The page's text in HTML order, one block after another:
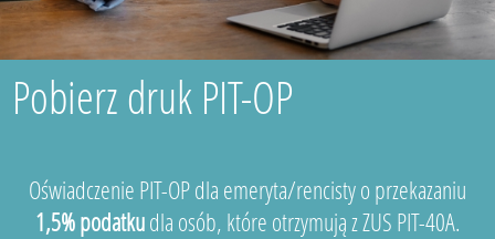
Pobierz druk PIT-OP
Oświadczenie PIT-OP dla emeryta/rencisty o przekazaniu
1,5% podatkudla osób, które otrzymują z ZUS PIT-40A.